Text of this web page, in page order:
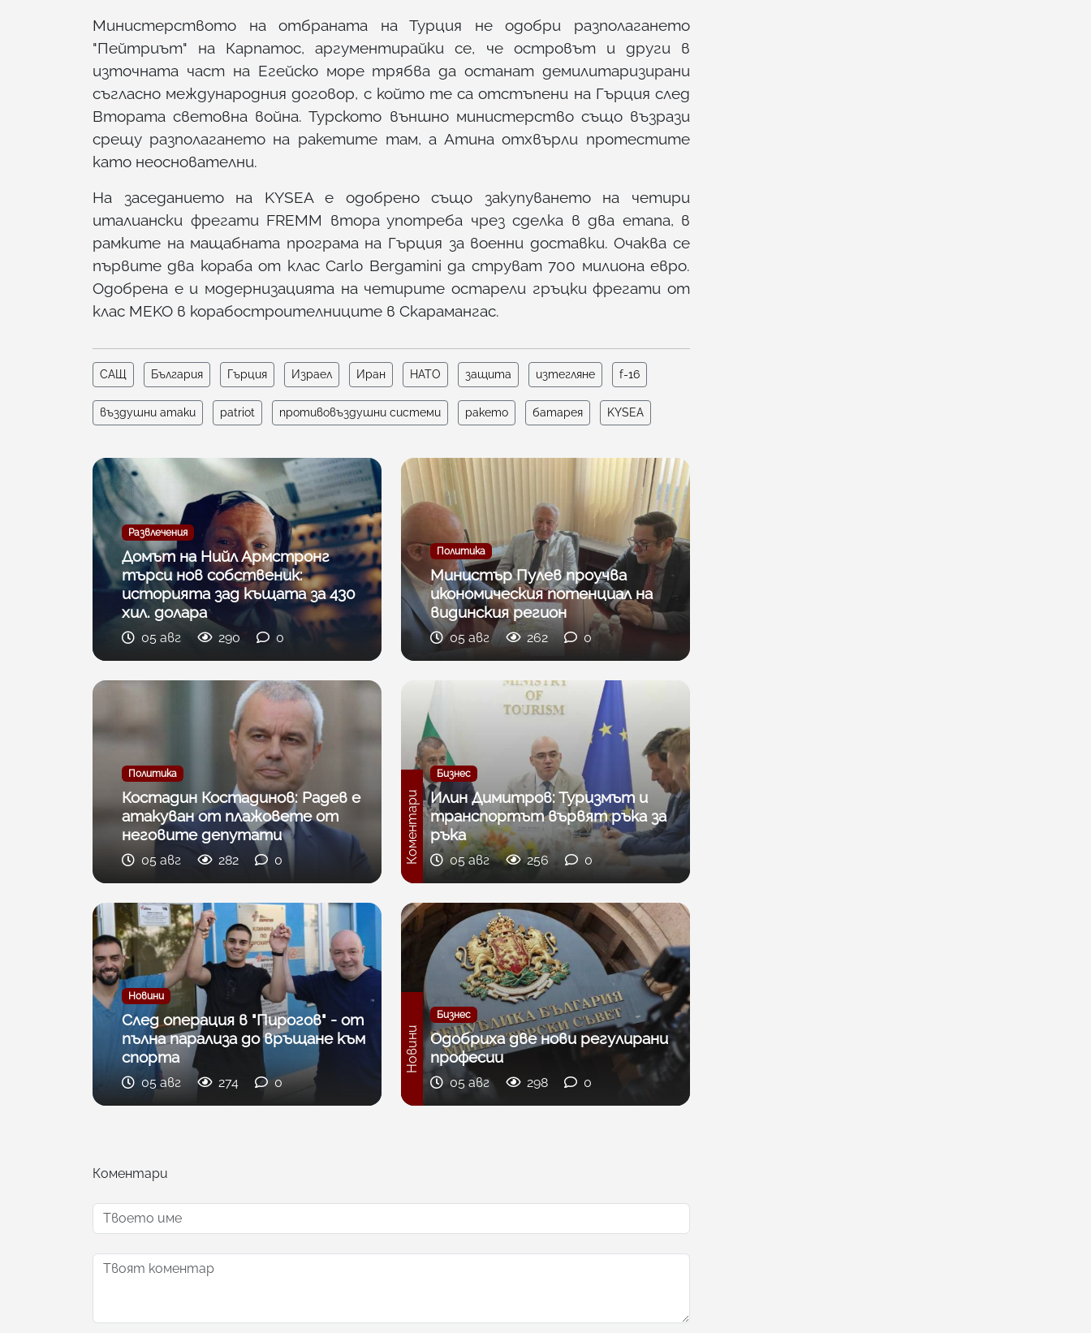
Министерството на отбраната на Турция не одобри разполагането
"Пейтриът" на Карпатос, аргументирайки се, че островът и други в
източната част на Егейско море трябва да останат демилитаризирани
съгласно международния договор, с който те са отстъпени на Гърция след
Втората световна война. Турското външно министерство също възрази
срещу разполагането на ракетите там, а Атина отхвърли протестите
като неоснователни.
На заседанието на KYSEA е одобрено също закупуването на четири
италиански фрегати FREMM втора употреба чрез сделка в два етапа, в
рамките на мащабната програма на Гърция за военни доставки. Очаква се
първите два кораба от клас Carlo Bergamini да струват 700 милиона евро.
Одобрена е и модернизацията на четирите остарели гръцки фрегати от
клас MEKO в корабостроителниците в Скарамангас.
САЩ България Гърция Израел Иран НАТО защита изтегляне f-16
въздушни атаки patriot противовъздушни системи ракето батарея KYSEA
Развлечения
Домът на Нийл Армстронг
търси нов собственик:
историята зад къщата за 430
хил. долара
05 авг 290 0
Политика
Министър Пулев проучва
икономическия потенциал на
видинския регион
05 авг 262 0
Политика
Костадин Костадинов: Радев е
атакуван от плажoвете от
неговите депутати
05 авг 282 0
Бизнес
Коментари
Илин Димитров: Туризмът и
транспортът вървят ръка за
ръка
05 авг 256 0
Новини
След операция в "Пирогов" - от
пълна парализа до връщане към
спорта
05 авг 274 0
Бизнес
Новини
Одобриха две нови регулирани
професии
05 авг 298 0
Коментари